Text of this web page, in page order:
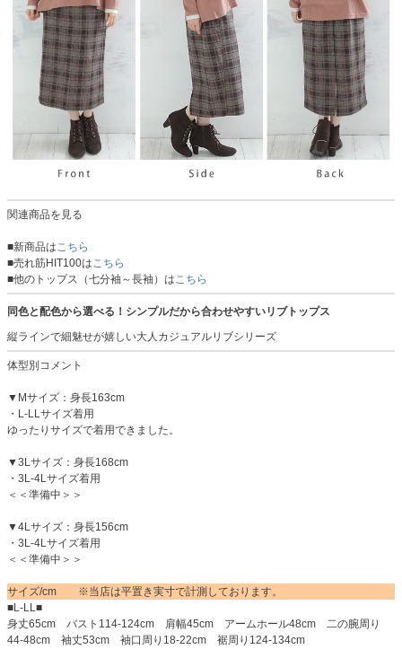
関連商品を見る
■新商品はこちら
■売れ筋HIT100はこちら
■他のトップス（七分袖～長袖）はこちら
同色と配色から選べる！シンプルだから合わせやすいリブトップス
縦ラインで細魅せが嬉しい大人カジュアルリブシリーズ
体型別コメント
▼Mサイズ：身長163cm
・L-LLサイズ着用
ゆったりサイズで着用できました。
▼3Lサイズ：身長168cm
・3L-4Lサイズ着用
＜＜準備中＞＞
▼4Lサイズ：身長156cm
・3L-4Lサイズ着用
＜＜準備中＞＞
サイズ/cm ※当店は平置き実寸で計測しております。
■L-LL■
身丈65cm バスト114-124cm 肩幅45cm アームホール48cm 二の腕周り
44-48cm 袖丈53cm 袖口周り18-22cm 裾周り124-134cm